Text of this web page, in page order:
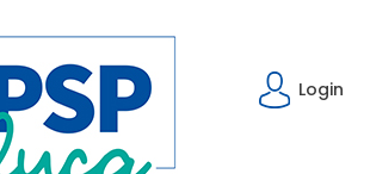
Login